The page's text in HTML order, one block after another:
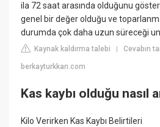
ila 72 saat arasında olduğunu
genel bir değer olduğu ve
durumda çok daha uzun süreceği
Kaynak kaldırma talebi |Cevabın
berkayturkkan.com
Kas kaybı olduğu nasıl
Kilo Verirken Kas Kaybı Belirtileri